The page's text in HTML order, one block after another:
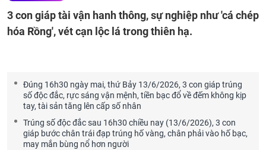
3 con giáp tài vận hanh thông, sự nghiệp như 'cá chép
hóa Rồng', vét cạn lộc lá trong thiên hạ.
Đúng 16h30 ngày mai, thứ Bảy 13/6/2026, 3 con giáp trúng
số độc đắc, rực sáng vận mệnh, tiền bạc đổ về đếm không kịp
tay, tài sản tăng lên cấp số nhân
Trúng số độc đắc sau 16h30 chiều nay (13/6/2026), 3 con
giáp bước chân trái đạp trúng hố vàng, chân phải vào hố bạc,
may mắn bùng nổ hơn người